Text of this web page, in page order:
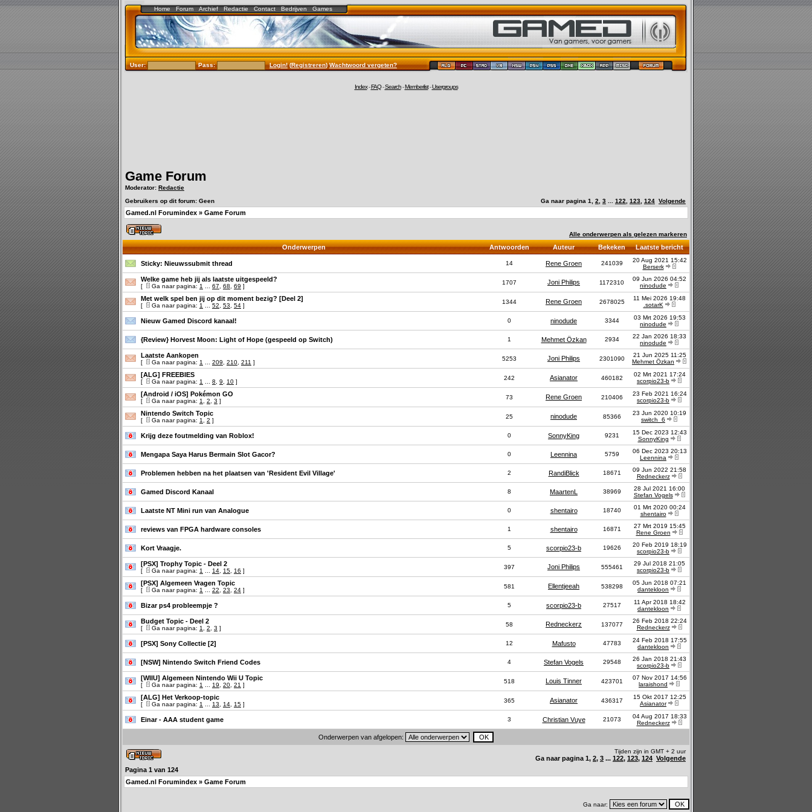
Home Forum Archief Redactie Contact Bedrijven Games
User: Pass: Login!(Registreren)Wachtwoord vergeten?
Index-FAQ-Search-Memberlist-Usergroups
Game Forum
Moderator: Redactie
Gebruikers op dit forum: Geen
Ga naar pagina 1 2 3 122 123 124 Volgende
Gamed.nl Forumindex » Game Forum
Alle onderwerpen als gelezen markeren
Onderwerpen Antwoorden Auteur Bekeken Laatste bericht
Sticky: Nieuwssubmit thread 14 Rene Groen 241039
20 Aug 2021 15:42
Berserk
Welke game heb jij als laatste uitgespeeld?
[ Ga naar pagina: 1 67 68 69 ]
1707 Joni Philips 1172310
09 Jun 2026 04:52
ninodude
Met welk spel ben jij op dit moment bezig? [Deel 2]
[ Ga naar pagina: 1 52 53 54 ]
1344 Rene Groen 2678025
11 Mei 2026 19:48
.sotarK
Nieuw Gamed Discord kanaal! 0 ninodude 3344
03 Mrt 2026 19:53
ninodude
{Review} Horvest Moon: Light of Hope (gespeeld op Switch) 1 Mehmet Özkan 2934
22 Jan 2026 18:33
ninodude
Laatste Aankopen
[ Ga naar pagina: 1 209 210 211 ]
5253 Joni Philips 2301090
21 Jun 2025 11:25
Mehmet Özkan
[ALG] FREEBIES
[ Ga naar pagina: 1 8 9 10 ]
242 Asianator 460182
02 Mrt 2021 17:24
scorpio23-b
[Android / iOS] Pokémon GO
[ Ga naar pagina: 1 2 3 ]
73 Rene Groen 210406
23 Feb 2021 16:24
scorpio23-b
Nintendo Switch Topic
[ Ga naar pagina: 1 2 ]
25 ninodude 85366
23 Jun 2020 10:19
switch_6
Krijg deze foutmelding van Roblox! 0 SonnyKing 9231
15 Dec 2023 12:43
SonnyKing
Mengapa Saya Harus Bermain Slot Gacor? 0 Leennina 5759
06 Dec 2023 20:13
Leennina
Problemen hebben na het plaatsen van 'Resident Evil Village' 2 RandiBlick 18671
09 Jun 2022 21:58
Redneckerz
Gamed Discord Kanaal 8 MaartenL 38969
28 Jul 2021 16:00
Stefan Vogels
Laatste NT Mini run van Analogue 0 shentairo 18740
01 Mrt 2020 00:24
shentairo
reviews van FPGA hardware consoles 1 shentairo 16871
27 Mrt 2019 15:45
Rene Groen
Kort Vraagje. 5 scorpio23-b 19626
20 Feb 2019 18:19
scorpio23-b
[PSX] Trophy Topic - Deel 2
[ Ga naar pagina: 1 14 15 16 ]
397 Joni Philips 555461
29 Jul 2018 21:05
scorpio23-b
[PSX] Algemeen Vragen Topic
[ Ga naar pagina: 1 22 23 24 ]
581 Ellentjeeah 538298
05 Jun 2018 07:21
dantekloon
Bizar ps4 probleempje ? 5 scorpio23-b 27517
11 Apr 2018 18:42
dantekloon
Budget Topic - Deel 2
[ Ga naar pagina: 1 2 3 ]
58 Redneckerz 137077
26 Feb 2018 22:24
Redneckerz
[PSX] Sony Collectie [2] 12 Mafusto 47783
24 Feb 2018 17:55
dantekloon
[NSW] Nintendo Switch Friend Codes 4 Stefan Vogels 29548
26 Jan 2018 21:43
scorpio23-b
[WIIU] Algemeen Nintendo Wii U Topic
[ Ga naar pagina: 1 19 20 21 ]
518 Louis Tinner 423701
07 Nov 2017 14:56
laraishond
[ALG] Het Verkoop-topic
[ Ga naar pagina: 1 13 14 15 ]
365 Asianator 436317
15 Okt 2017 12:25
Asianator
Einar - AAA student game 3 Christian Vuye 21073
04 Aug 2017 18:33
Redneckerz
Onderwerpen van afgelopen:
Tijden zijn in GMT + 2 uur
Ga naar pagina 1, 2, 3 ... 122, 123, 124 Volgende
Pagina 1 van 124
Gamed.nl Forumindex » Game Forum
Ga naar: